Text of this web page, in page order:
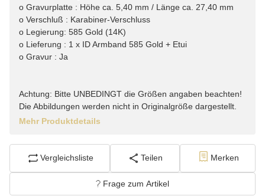
o Gravurplatte : Höhe ca. 5,40 mm / Länge ca. 27,40 mm
o Verschluß : Karabiner-Verschluss
o Legierung: 585 Gold (14K)
o Lieferung : 1 x ID Armband 585 Gold + Etui
o Gravur : Ja
Achtung: Bitte UNBEDINGT die Größen angaben beachten!
Die Abbildungen werden nicht in Originalgröße dargestellt.
Mehr Produktdetails
Vergleichsliste Teilen Merken
Frage zum Artikel